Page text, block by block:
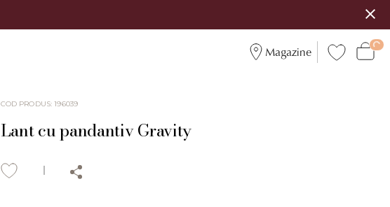
Magazine
COD PRODUS:196039
Lant cu pandantiv Gravity